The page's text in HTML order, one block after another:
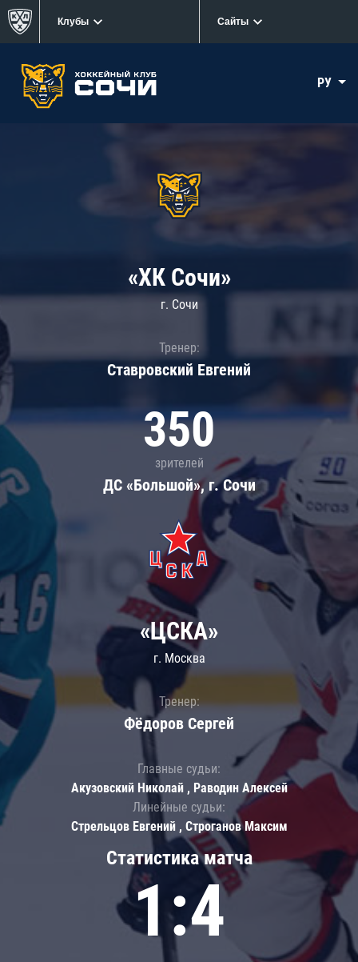
Клубы Сайты
РУ
«ХК Сочи»
г. Сочи
Тренер:
Ставровский Евгений
350
зрителей
ДС «Большой», г. Сочи
Статистика матча
1:4
«ЦСКА»
г. Москва
Тренер:
Фёдоров Сергей
Главные судьи:
Акузовский Николай , Раводин Алексей
Линейные судьи:
Стрельцов Евгений , Строганов Максим